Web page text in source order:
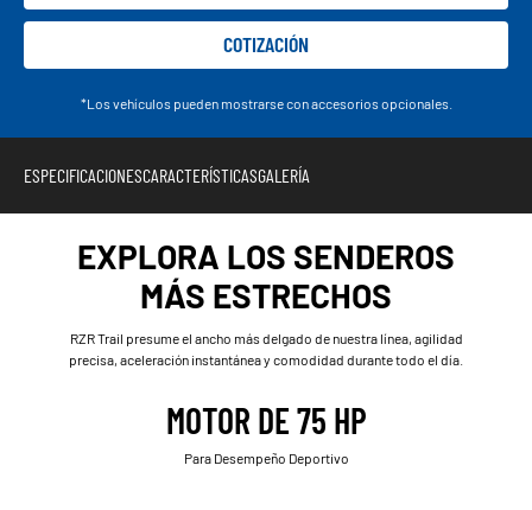
COTIZACIÓN
*Los vehículos pueden mostrarse con accesorios opcionales.
ESPECIFICACIONESCARACTERÍSTICASGALERÍA
EXPLORA LOS SENDEROS
MÁS ESTRECHOS
RZR Trail presume el ancho más delgado de nuestra línea, agilidad
precisa, aceleración instantánea y comodidad durante todo el día.
MOTOR DE 75 HP
Para Desempeño Deportivo